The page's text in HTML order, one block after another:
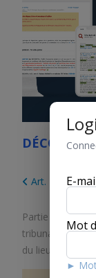
Art. 25
Partie 1.
tribunaux et
du lieu
E-
Mot
► Mot